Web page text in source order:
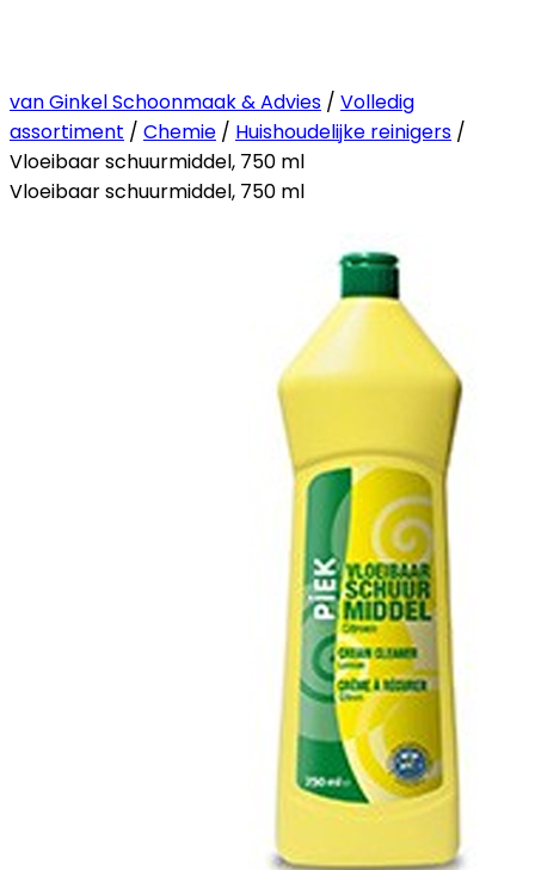
van Ginkel Schoonmaak & Advies / Volledig
assortiment / Chemie / Huishoudelijke reinigers /
Vloeibaar schuurmiddel, 750 ml
Vloeibaar schuurmiddel, 750 ml